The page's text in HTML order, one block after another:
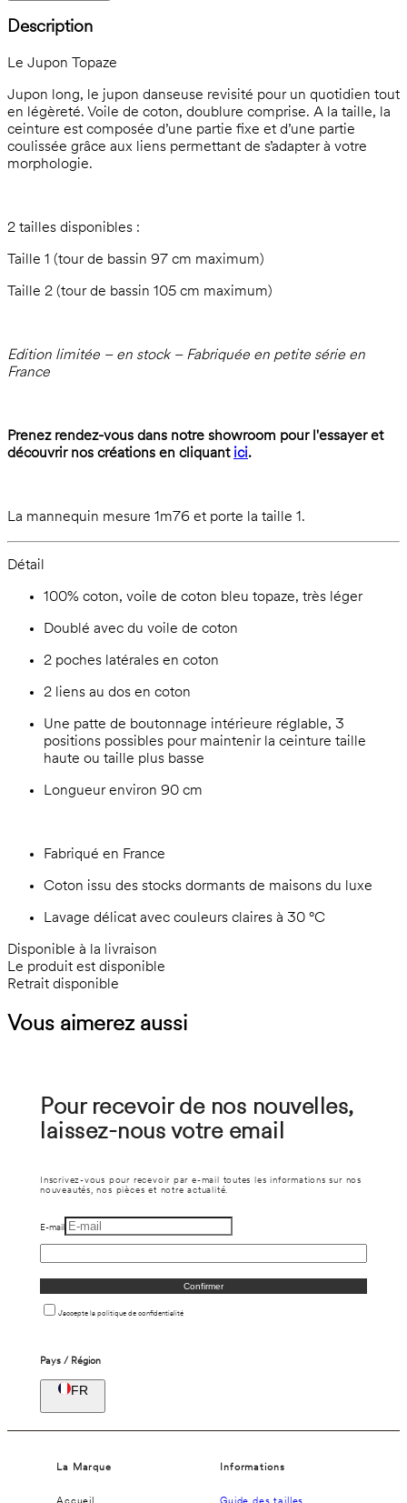
Description
Le Jupon Topaze
Jupon long, le jupon danseuse revisité pour un quotidien tout
en légèreté. Voile de coton, doublure comprise. A la taille, la
ceinture est composée d’une partie fixe et d’une partie
coulissée grâce aux liens permettant de s’adapter à votre
morphologie.
2 tailles disponibles :
Taille 1 (tour de bassin 97 cm maximum)
Taille 2 (tour de bassin 105 cm maximum)
Edition limitée – en stock – Fabriquée en petite série en
France
Prenez rendez-vous dans notre showroom pour l'essayer et
découvrir nos créations en cliquant ici.
La mannequin mesure 1m76 et porte la taille 1.
Détail
100% coton, voile de coton bleu topaze, très léger
Doublé avec du voile de coton
2 poches latérales en coton
2 liens au dos en coton
Une patte de boutonnage intérieure réglable, 3
positions possibles pour maintenir la ceinture taille
haute ou taille plus basse
Longueur environ 90 cm
Fabriqué en France
Coton issu des stocks dormants de maisons du luxe
Lavage délicat avec couleurs claires à 30 °C
Disponible à la livraison
Le produit est disponible
Retrait disponible
Vous aimerez aussi
Pour recevoir de nos nouvelles,
laissez-nous votre email
Inscrivez-vous pour recevoir par e-mail toutes les informations sur nos
nouveautés, nos pièces et notre actualité.
Pays / Région
FR
E-mail
J'accepte la politique de confidentialité
Confirmer
La Marque Informations